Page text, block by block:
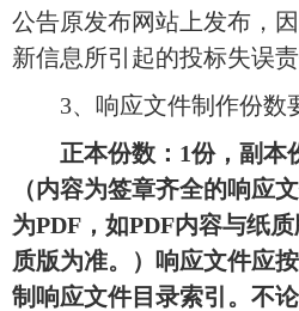
公告原发布网站上发布，
新信息所引起的投标失误
3、响应文件制作份数
正本份数： 1份，副本
（内容为签章齐全的响应
为PDF，如PDF内容与纸
质版为准。）响应文件应
制响应文件目录索引。不